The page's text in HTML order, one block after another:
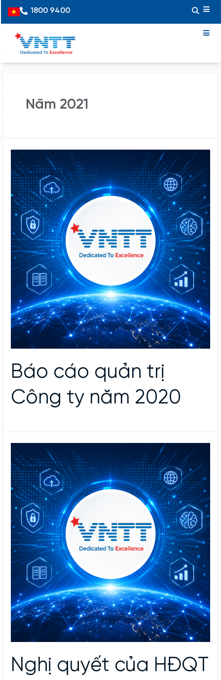
content
Vietnamese
1800 9400
Năm 2021
Báo cáo quản trị
Công ty năm 2020
Nghị quyết của HĐQT
pagination